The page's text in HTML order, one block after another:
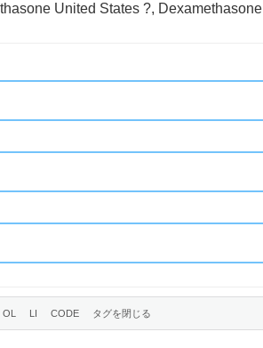
United States ?, Dexamethasone